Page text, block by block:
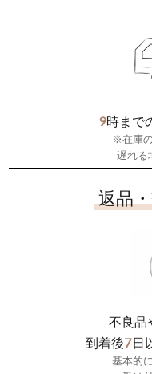
9時まで
※在庫
遅れる
返品
不良品
到着後7日
基本的